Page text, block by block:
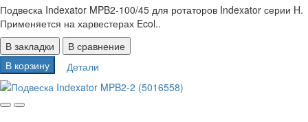
Подвеска Indexator MPB2-100/45 для ротаторов Indexator серии H.
Применяется на харвестерах Ecol..
В закладки
В сравнение
В корзину
Детали